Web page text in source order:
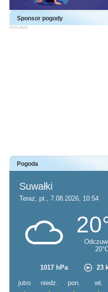
Sponsor pogody
Pogoda